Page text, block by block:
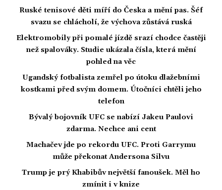
Ruské tenisové děti míří do Česka a mění pas. Šéf
svazu se chlácholí, že výchova zůstává ruská
Elektromobily při pomalé jízdě srazí chodce častěji
než spalováky. Studie ukázala čísla, která mění
pohled na věc
Ugandský fotbalista zemřel po útoku dlažebními
kostkami před svým domem. Útočníci chtěli jeho
telefon
Bývalý bojovník UFC se nabízí Jakeu Paulovi
zdarma. Nechce ani cent
Machačev jde po rekordu UFC. Proti Garrymu
může překonat Andersona Silvu
Trump je prý Khabibův největší fanoušek. Měl ho
zmínit i v knize